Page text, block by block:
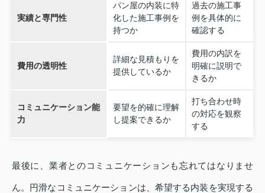
実績と専門性
パン屋の内装に特
化した施工事例を
持つか
過去の施工事
例を具体的に
確認する
費用の透明性
詳細な見積もりを
提供しているか
費用の内訳を
明確に説明で
きるか
コミュニケーション能
力
要望を的確に理解
し提案できるか
打ち合わせ時
の対応を観察
する
最後に、業者とのコミュニケーションも忘れてはなりませ
ん。円滑なコミュニケーションは、希望する内装を実現する